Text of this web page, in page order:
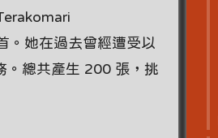
。她在過去曾經遭受以
。總共產生 200 張，挑